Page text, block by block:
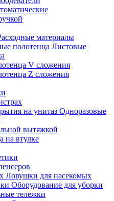
материалы
Листовые
V сложения
Z сложения
Одноразовые
вытяжкой
на втулке
Ловушки для насекомых
Оборудование для уборки
тележки